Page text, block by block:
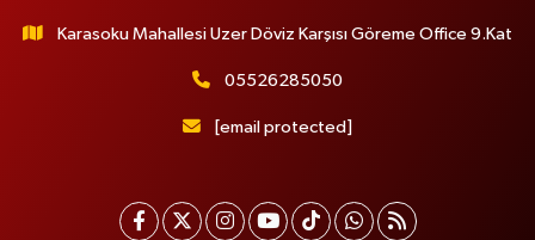
Karasoku Mahallesi Uzer Döviz Karşısı Göreme Office 9.Kat
05526285050
[email protected]